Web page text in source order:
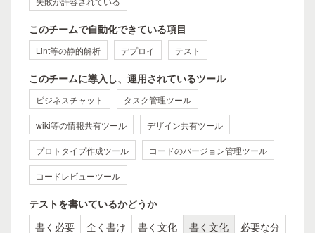
このチームで自動化できている項目
Lint等の静的解析 デプロイ テスト
このチームに導入し、運用されているツール
ビジネスチャット タスク管理ツール
wiki等の情報共有ツール デザイン共有ツール
プロトタイプ作成ツール コードのバージョン管理ツール
コードレビューツール
テストを書いているかどうか
書く必要
全く書け 書く文化 書く文化 必要な分